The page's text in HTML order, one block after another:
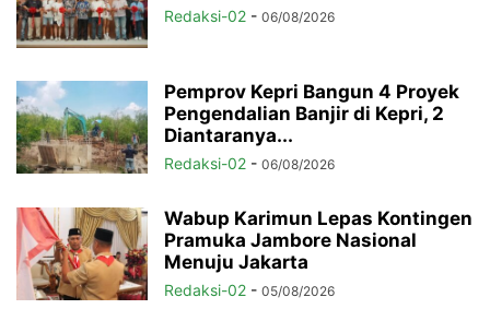
Redaksi-02 - 06/08/2026
Pemprov Kepri Bangun 4 Proyek
Pengendalian Banjir di Kepri, 2
Diantaranya...
Redaksi-02 - 06/08/2026
Wabup Karimun Lepas Kontingen
Pramuka Jambore Nasional
Menuju Jakarta
Redaksi-02 - 05/08/2026